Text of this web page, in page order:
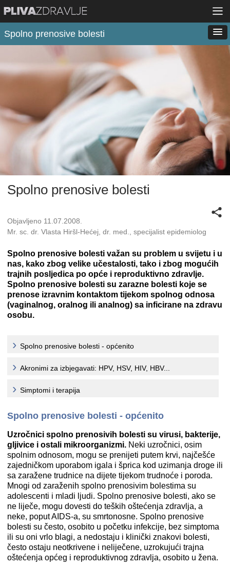
Spolno prenosive bolesti
Spolno prenosive bolesti
Objavljeno 11.07.2008.
Mr. sc. dr. Vlasta Hiršl-Hećej, dr. med., specijalist epidemiolog
Spolno prenosive bolesti važan su problem u svijetu i u
nas, kako zbog velike učestalosti, tako i zbog mogućih
trajnih posljedica po opće i reproduktivno zdravlje.
Spolno prenosive bolesti su zarazne bolesti koje se
prenose izravnim kontaktom tijekom spolnog odnosa
(vaginalnog, oralnog ili analnog) sa inficirane na zdravu
osobu.
Spolno prenosive bolesti - općenito
Akronimi za izbjegavati: HPV, HSV, HIV, HBV...
Simptomi i terapija
Spolno prenosive bolesti - općenito
Uzročnici spolno prenosivih bolesti su virusi, bakterije,
gljivice i ostali mikroorganizmi. Neki uzročnici, osim
spolnim odnosom, mogu se prenijeti putem krvi, najčešće
zajedničkom uporabom igala i šprica kod uzimanja droge ili
sa zaražene trudnice na dijete tijekom trudnoće i poroda.
Mnogi od zaraženih spolno prenosivim bolestima su
adolescenti i mladi ljudi. Spolno prenosive bolesti, ako se
ne liječe, mogu dovesti do teških oštećenja zdravlja, a
neke, poput AIDS-a, su smrtonosne. Spolno prenosive
bolesti su često, osobito u početku infekcije, bez simptoma
ili su oni vrlo blagi, a nedostaju i klinički znakovi bolesti,
često ostaju neotkrivene i neliječene, uzrokujući trajna
oštećenja općeg i reproduktivnog zdravlja, osobito u žena.